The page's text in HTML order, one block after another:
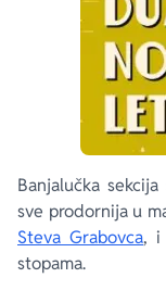
Banjalučka
sve prodornija u
Steva Grabovca,
stopama.